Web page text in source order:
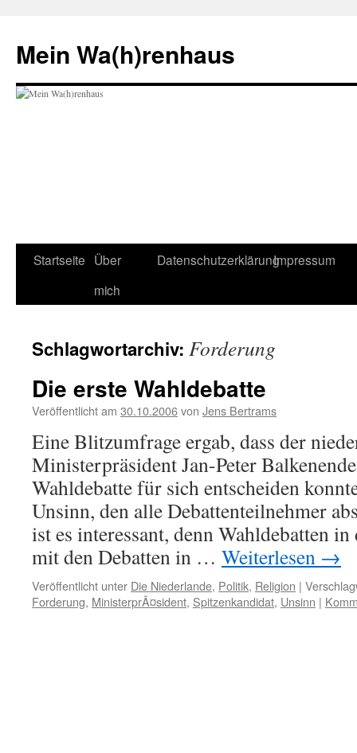
springen
Mein Wa(h)renhaus
Startseite Über
mich
DatenschutzerklärungImpressum
Schlagwortarchiv: Forderung
Die erste Wahldebatte
Veröffentlicht am 30.10.2006von Jens Bertrams
Eine Blitzumfrage ergab, dass der
Ministerpräsident Jan-Peter
Wahldebatte für sich entscheiden
Unsinn, den alle Debattenteilnehmer
ist es interessant, denn Wahldebatten
mit den Debatten in … Weiterlesen →
Veröffentlicht unter Die Niederlande, Politik, Religion |
Forderung, MinisterprÃ¤sident, Spitzenkandidat, Unsinn |